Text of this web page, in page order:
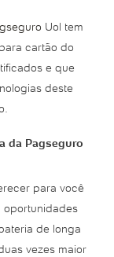
Uol tem
cartão do
e que
deste
da Pagseguro
para você
oportunidades
de longa
vezes maior